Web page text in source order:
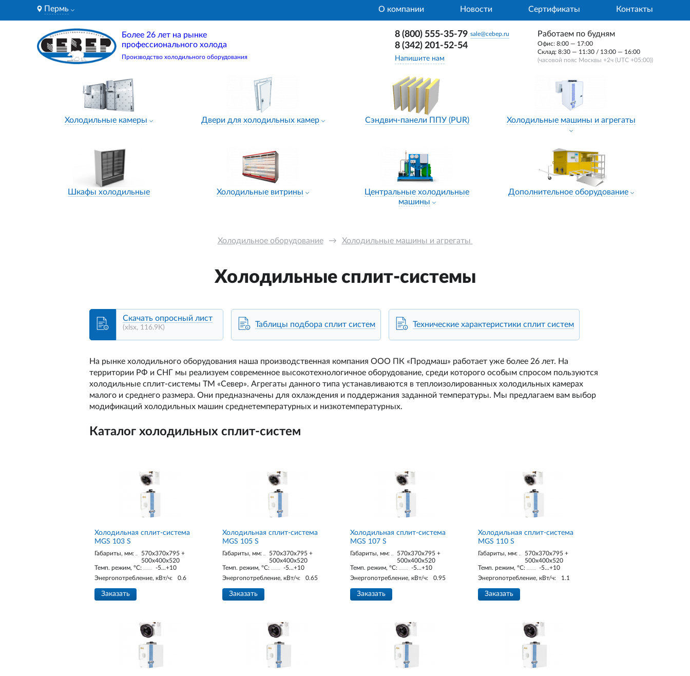
Пермь О компании Новости Сертификаты Контакты
Более 26 лет на рынке
профессионального холода
Производство холодильного оборудования
8 (800) 555-35-79 sale@cebep.ru
8 (342) 201-52-54
Напишите нам
Работаем по будням
Офис: 8:00 — 17:00
Склад: 8:30 — 11:30 / 13:00 — 16:00
(часовой пояс Москвы +2ч (UTC +05:00))
Холодильные камеры Двери для холодильных камер Сэндвич-панели ППУ (PUR) Холодильные машины и агрегаты
Шкафы холодильные Холодильные витрины
Центральные холодильные
машины
Дополнительное оборудование
Холодильное оборудование → Холодильные машины и агрегаты
Холодильные сплит-системы
Скачать опросный лист
(xlsx, 116.9K) Таблицы подбора сплит систем Технические характеристики сплит систем
На рынке холодильного оборудования наша производственная компания ООО ПК «Продмаш» работает уже более 26 лет. На
территории РФ и СНГ мы реализуем современное высокотехнологичное оборудование, среди которого особым спросом пользуются
холодильные сплит-системы ТМ «Север». Агрегаты данного типа устанавливаются в теплоизолированных холодильных камерах
малого и среднего размера. Они предназначены для охлаждения и поддержания заданной температуры. Мы предлагаем вам выбор
модификаций холодильных машин среднетемпературных и низкотемпературных.
Каталог холодильных сплит-систем
Холодильная сплит-система
MGS 103 S
Габариты, мм:
570x370x795 +
500x400x520
Темп. режим, °С:
-5...+10
Энергопотребление, кВт/ч:
0.6
Заказать
Холодильная сплит-система
MGS 105 S
Габариты, мм:
570x370x795 +
500x400x520
Темп. режим, °С:
-5...+10
Энергопотребление, кВт/ч:
0.65
Заказать
Холодильная сплит-система
MGS 107 S
Габариты, мм:
570x370x795 +
500x400x520
Темп. режим, °С:
-5...+10
Энергопотребление, кВт/ч:
0.95
Заказать
Холодильная сплит-система
MGS 110 S
Габариты, мм:
570x370x795 +
500x400x520
Темп. режим, °С:
-5...+10
Энергопотребление, кВт/ч:
1.1
Заказать